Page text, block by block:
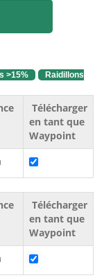
>15%
Raidillons
Télécharger
en tant que
Waypoint
Télécharger
en tant que
Waypoint